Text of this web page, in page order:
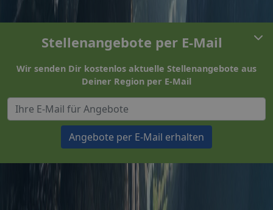
Stellenangebote per E-Mail
Wir senden Dir kostenlos aktuelle Stellenangebote aus
Deiner Region per E-Mail
Angebote per E-Mail erhalten